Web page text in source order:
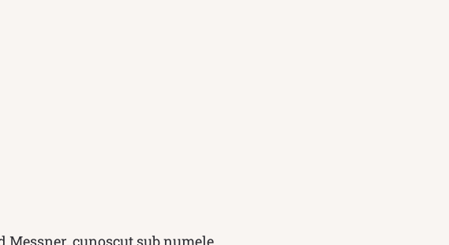
cunoscut sub numele